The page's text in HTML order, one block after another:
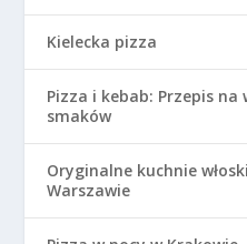
Kielecka pizza
Pizza i kebab: Przepis na
smaków
Oryginalne kuchnie
Warszawie